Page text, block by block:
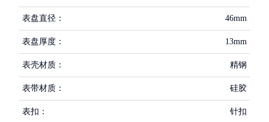
表盘直径： 46mm
表盘厚度： 13mm
表壳材质： 精钢
表带材质： 硅胶
表扣： 针扣